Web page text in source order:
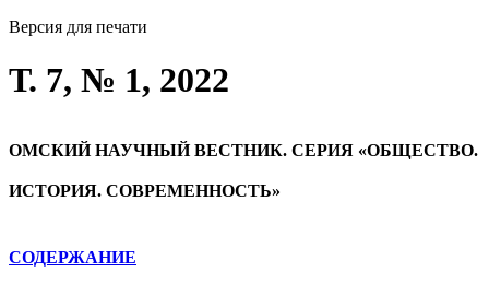
Версия для печати
Т. 7, № 1, 2022
ОМСКИЙ НАУЧНЫЙ ВЕСТНИК. СЕРИЯ «ОБЩЕСТВО.
ИСТОРИЯ. СОВРЕМЕННОСТЬ»
СОДЕРЖАНИЕ